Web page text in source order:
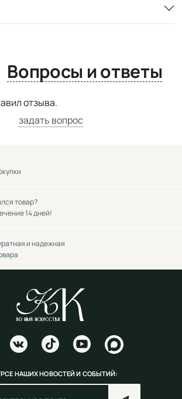
Вопросы и ответы
отзыва.
задать вопрос
товар?
14 дней!
и надежная
НАШИХ НОВОСТЕЙ И СОБЫТИЙ: